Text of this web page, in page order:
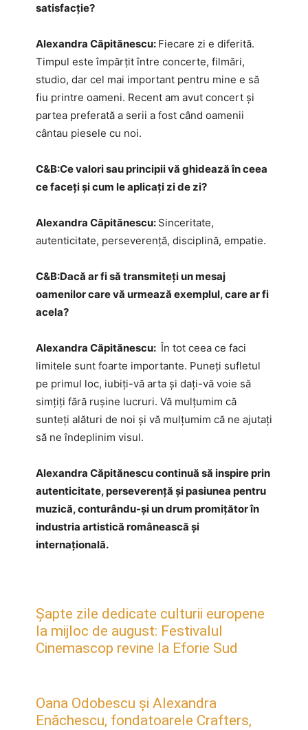
satisfacție?
Alexandra Căpitănescu: Fiecare zi e diferită.
Timpul este împărțit între concerte, filmări,
studio, dar cel mai important pentru mine e să
fiu printre oameni. Recent am avut concert și
partea preferată a serii a fost când oamenii
cântau piesele cu noi.
C&B:​Ce valori sau principii vă ghidează în ceea
ce faceți și cum le aplicați zi de zi?
Alexandra Căpitănescu: Sinceritate,
autenticitate, perseverență, disciplină, empatie.
C&B:​Dacă ar fi să transmiteți un mesaj
oamenilor care vă urmează exemplul, care ar fi
acela?
Alexandra Căpitănescu: În tot ceea ce faci
limitele sunt foarte importante. Puneți sufletul
pe primul loc, iubiți-vă arta și dați-vă voie să
simțiți fără rușine lucruri. Vă mulțumim că
sunteți alături de noi și vă mulțumim că ne ajutați
să ne îndeplinim visul.
Alexandra Căpitănescu continuă să inspire prin
autenticitate, perseverență și pasiunea pentru
muzică, conturându-și un drum promițător în
industria artistică românească și
internațională.
Șapte zile dedicate culturii europene
la mijloc de august: Festivalul
Cinemascop revine la Eforie Sud
Oana Odobescu și Alexandra
Enăchescu, fondatoarele Crafters,